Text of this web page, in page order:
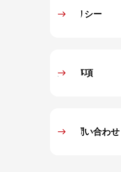
IRポリシー
免責事項
IRお問い合わせ